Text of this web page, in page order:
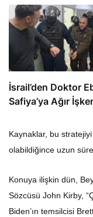
İsrail’den Doktor
Safiya’ya Ağır
Kaynaklar, bu
olabildiğince uzun
Konuya ilişkin dün,
Sözcüsü John Kirby,
Biden’ın temsilcisi